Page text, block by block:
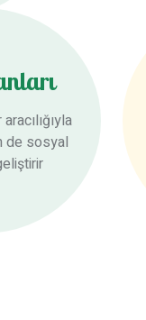
de sosyal